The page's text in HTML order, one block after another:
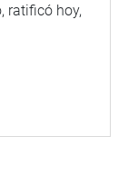
ratificó hoy,